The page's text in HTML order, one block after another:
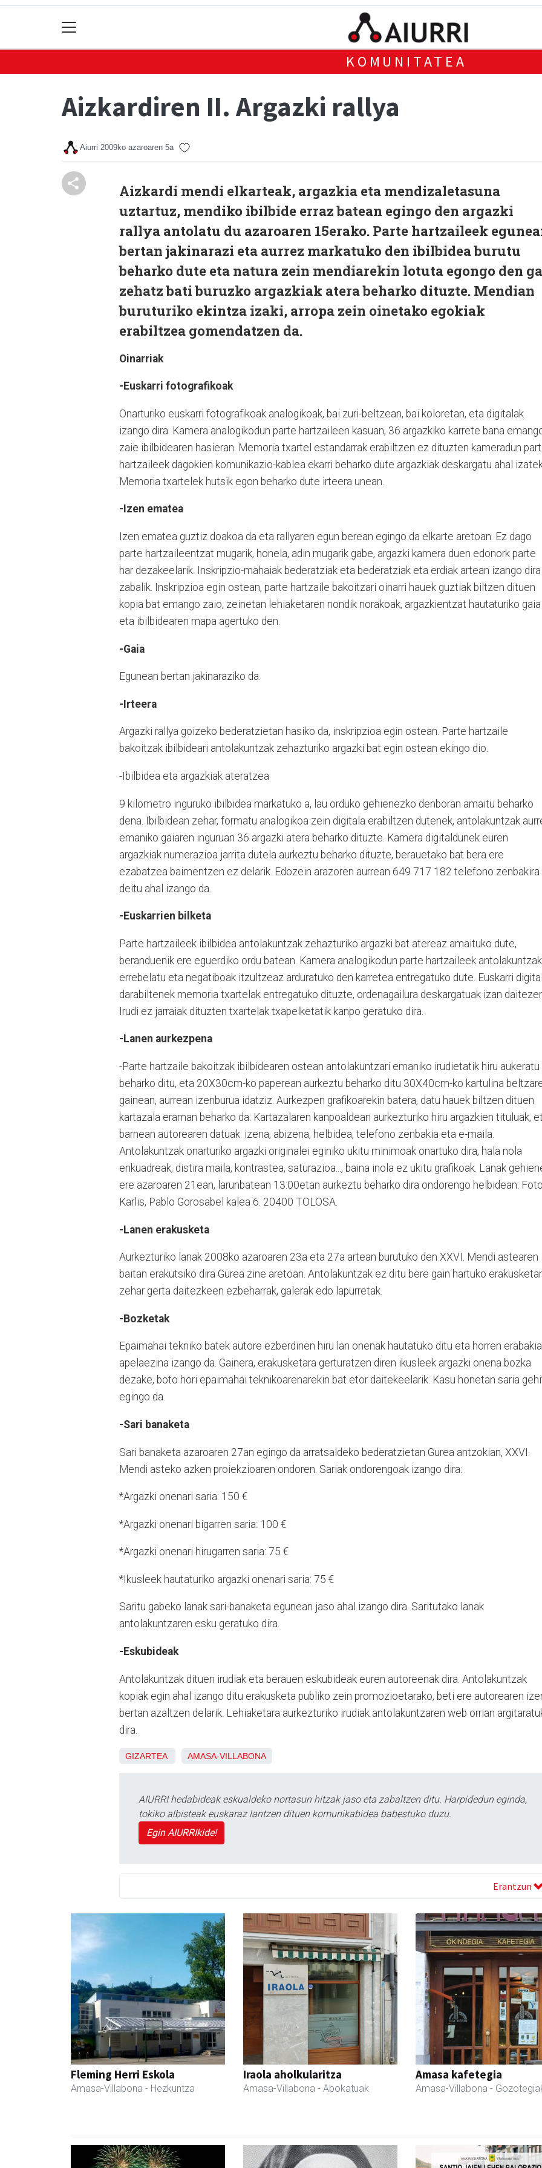
KOMUNITATEA
Aizkardiren II. Argazki rallya
Aiurri 2009ko azaroaren 5a
Aizkardi mendi elkarteak, argazkia eta mendizaletasuna
uztartuz, mendiko ibilbide erraz batean egingo den argazki
rallya antolatu du azaroaren 15erako. Parte hartzaileek
bertan jakinarazi eta aurrez markatuko den ibilbidea burutu
beharko dute eta natura zein mendiarekin lotuta egongo den
zehatz bati buruzko argazkiak atera beharko dituzte. Mendian
buruturiko ekintza izaki, arropa zein oinetako egokiak
erabiltzea gomendatzen da.
Oinarriak
-Euskarri fotografikoak
Onarturiko euskarri fotografikoak analogikoak, bai zuri-beltzean, bai koloretan, eta digitalak
izango dira. Kamera analogikodun parte hartzaileen kasuan, 36 argazkiko karrete bana
zaie ibilbidearen hasieran. Memoria txartel estandarrak erabiltzen ez dituzten kameradun
hartzaileek dagokien komunikazio-kablea ekarri beharko dute argazkiak deskargatu ahal
Memoria txartelek hutsik egon beharko dute irteera unean.
-Izen ematea
Izen ematea guztiz doakoa da eta rallyaren egun berean egingo da elkarte aretoan. Ez dago
parte hartzaileentzat mugarik, honela, adin mugarik gabe, argazki kamera duen edonork parte
har dezakeelarik. Inskripzio-mahaiak bederatziak eta bederatziak eta erdiak artean izango dira
zabalik. Inskripzioa egin ostean, parte hartzaile bakoitzari oinarri hauek guztiak biltzen dituen
kopia bat emango zaio, zeinetan lehiaketaren nondik norakoak, argazkientzat hautaturiko gaia
eta ibilbidearen mapa agertuko den.
-Gaia
Egunean bertan jakinaraziko da.
-Irteera
Argazki rallya goizeko bederatzietan hasiko da, inskripzioa egin ostean. Parte hartzaile
bakoitzak ibilbideari antolakuntzak zehazturiko argazki bat egin ostean ekingo dio.
-Ibilbidea eta argazkiak ateratzea
9 kilometro inguruko ibilbidea markatuko a, lau orduko gehienezko denboran amaitu beharko
dena. Ibilbidean zehar, formatu analogikoa zein digitala erabiltzen dutenek, antolakuntzak
emaniko gaiaren inguruan 36 argazki atera beharko dituzte. Kamera digitaldunek euren
argazkiak numerazioa jarrita dutela aurkeztu beharko dituzte, berauetako bat bera ere
ezabatzea baimentzen ez delarik. Edozein arazoren aurrean 649 717 182 telefono zenbakira
deitu ahal izango da.
-Euskarrien bilketa
Parte hartzaileek ibilbidea antolakuntzak zehazturiko argazki bat atereaz amaituko dute,
beranduenik ere eguerdiko ordu batean. Kamera analogikodun parte hartzaileek antolakuntzak
errebelatu eta negatiboak itzultzeaz arduratuko den karretea entregatuko dute. Euskarri
darabiltenek memoria txartelak entregatuko dituzte, ordenagailura deskargatuak izan
Irudi ez jarraiak dituzten txartelak txapelketatik kanpo geratuko dira.
-Lanen aurkezpena
-Parte hartzaile bakoitzak ibilbidearen ostean antolakuntzari emaniko irudietatik hiru aukeratu
beharko ditu, eta 20X30cm-ko paperean aurkeztu beharko ditu 30X40cm-ko kartulina
gainean, aurrean izenburua idatziz. Aurkezpen grafikoarekin batera, datu hauek biltzen dituen
kartazala eraman beharko da: Kartazalaren kanpoaldean aurkezturiko hiru argazkien tituluak,
barnean autorearen datuak: izena, abizena, helbidea, telefono zenbakia eta e-maila.
Antolakuntzak onarturiko argazki originalei eginiko ukitu minimoak onartuko dira, hala nola
enkuadreak, distira maila, kontrastea, saturazioa..., baina inola ez ukitu grafikoak. Lanak
ere azaroaren 21ean, larunbatean 13:00etan aurkeztu beharko dira ondorengo helbidean:
Karlis, Pablo Gorosabel kalea 6. 20400 TOLOSA.
-Lanen erakusketa
Aurkezturiko lanak 2008ko azaroaren 23a eta 27a artean burutuko den XXVI. Mendi astearen
baitan erakutsiko dira Gurea zine aretoan. Antolakuntzak ez ditu bere gain hartuko
zehar gerta daitezkeen ezbeharrak, galerak edo lapurretak.
-Bozketak
Epaimahai tekniko batek autore ezberdinen hiru lan onenak hautatuko ditu eta horren erabakia
apelaezina izango da. Gainera, erakusketara gerturatzen diren ikusleek argazki onena bozka
dezake, boto hori epaimahai teknikoarenarekin bat etor daitekeelarik. Kasu honetan saria
egingo da.
-Sari banaketa
Sari banaketa azaroaren 27an egingo da arratsaldeko bederatzietan Gurea antzokian, XXVI.
Mendi asteko azken proiekzioaren ondoren. Sariak ondorengoak izango dira:
*Argazki onenari saria: 150 €
*Argazki onenari bigarren saria: 100 €
*Argazki onenari hirugarren saria: 75 €
*Ikusleek hautaturiko argazki onenari saria: 75 €
Saritu gabeko lanak sari-banaketa egunean jaso ahal izango dira. Saritutako lanak
antolakuntzaren esku geratuko dira.
-Eskubideak
Antolakuntzak dituen irudiak eta berauen eskubideak euren autoreenak dira. Antolakuntzak
kopiak egin ahal izango ditu erakusketa publiko zein promozioetarako, beti ere autorearen
bertan azaltzen delarik. Lehiaketara aurkezturiko irudiak antolakuntzaren web orrian
dira.
GIZARTEA AMASA-VILLABONA
AIURRI hedabideak eskualdeko nortasun hitzak jaso eta zabaltzen ditu. Harpidedun eginda,
tokiko albisteak euskaraz lantzen dituen komunikabidea babestuko duzu.
Egin AIURRIkide!
Erantzun
Fleming Herri Eskola
Amasa-Villabona - Hezkuntza
Iraola aholkularitza
Amasa-Villabona - Abokatuak
Amasa kafetegia
Amasa-Villabona -